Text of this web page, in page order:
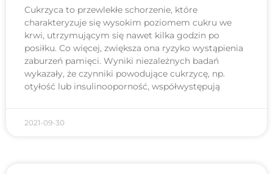
Cukrzyca to przewlekłe schorzenie, które
charakteryzuje się wysokim poziomem cukru we
krwi, utrzymującym się nawet kilka godzin po
posiłku. Co więcej, zwiększa ona ryzyko wystąpienia
zaburzeń pamięci. Wyniki niezależnych badań
wykazały, że czynniki powodujące cukrzycę, np.
otyłość lub insulinooporność, współwystępują
2021-09-30